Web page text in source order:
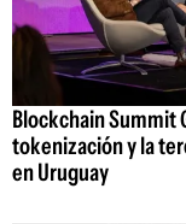
Blockchain Summit
tokenización y la
en Uruguay